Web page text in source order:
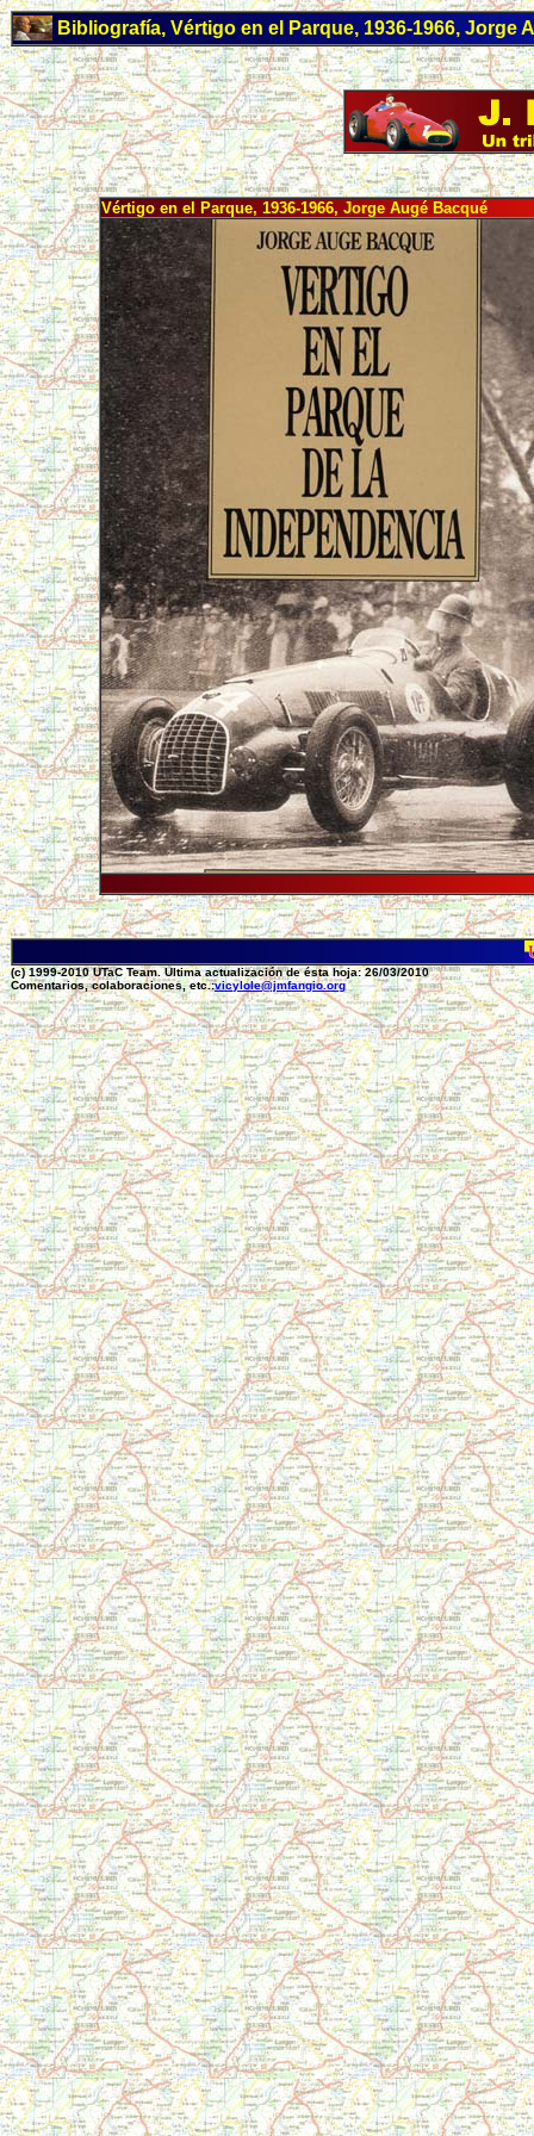
Bibliografía, Vértigo en el Parque, 1936-1966, Jorge
Vértigo en el Parque, 1936-1966, Jorge Augé Bacqué
(c) 1999-2010 UTaC Team. Ultima actualización de ésta hoja: 26/03/2010
Comentarios, colaboraciones, etc.:vicylole@jmfangio.org